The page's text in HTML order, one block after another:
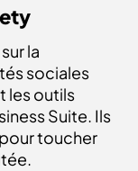
la
sociales
les outils
Suite. Ils
toucher